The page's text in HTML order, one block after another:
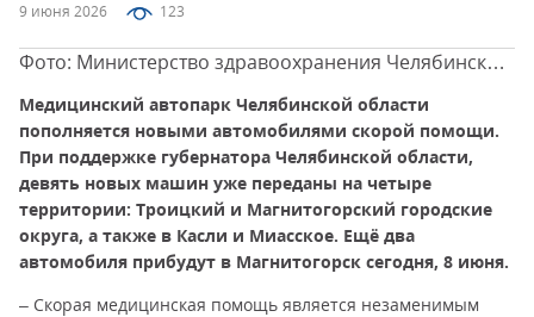
9 июня 2026 123
Фото: Министерство здравоохранения Челябинской
Медицинский автопарк Челябинской области
пополняется новыми автомобилями скорой помощи.
При поддержке губернатора Челябинской области,
девять новых машин уже переданы на четыре
территории: Троицкий и Магнитогорский городские
округа, а также в Касли и Миасское. Ещё два
автомобиля прибудут в Магнитогорск сегодня, 8 июня.
– Скорая медицинская помощь является незаменимым